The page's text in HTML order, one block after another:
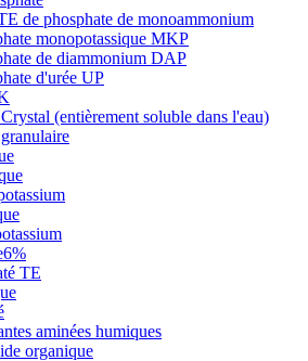
de phosphate de monoammonium
monopotassique MKP
de diammonium DAP
d'urée UP
(entièrement soluble dans l'eau)
TE
aminées humiques
organique